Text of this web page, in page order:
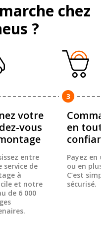
chez
?
votre
vous
entre
service de
à
et notre
de 6 000
3
en toute
Payez en
ou en
C’est
sécurisé.